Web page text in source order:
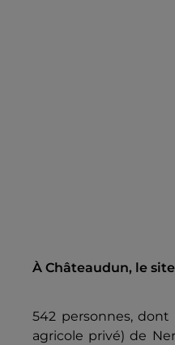
À Châteaudun, le
542 personnes, dont
agricole privé) de